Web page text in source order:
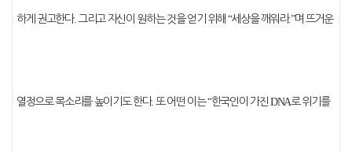
하게 권고한다.그리고 자신이 원하는 것을 얻기 위해“세상을 깨워라.”며 뜨거운
열정으로 목소리를 높이기도 한다. 또 어떤 이는“한국인이 가진DNA로 위기를